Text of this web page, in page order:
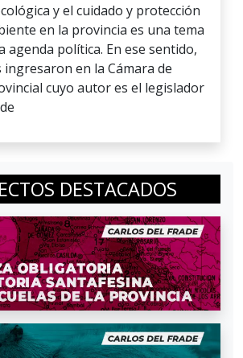
y el cuidado y protección
en la provincia es una tema
agenda política. En ese sentido,
ingresaron en la Cámara de
cuyo autor es el legislador
DESTACADOS